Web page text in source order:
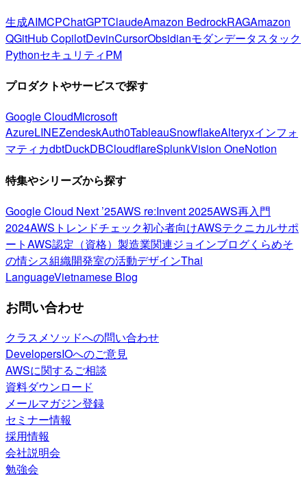
生成AIMCPChatGPTClaudeAmazon BedrockRAGAmazon
QGitHub CopilotDevinCursorObsidianモダンデータスタック
PythonセキュリティPM
プロダクトやサービスで探す
Google CloudMicrosoft
AzureLINEZendeskAuth0TableauSnowflakeAlteryxインフォ
マティカdbtDuckDBCloudflareSplunkVision OneNotion
特集やシリーズから探す
Google Cloud Next ’25AWS re:Invent 2025AWS再入門
2024AWSトレンドチェック初心者向けAWSテクニカルサポ
ートAWS認定（資格） 製造業関連ジョインブログくらめそ
の情シス組織開発室の活動デザインThai
LanguageVietnamese Blog
お問い合わせ
クラスメソッドへの問い合わせ
DevelopersIOへのご意見
AWSに関するご相談
資料ダウンロード
メールマガジン登録
セミナー情報
採用情報
会社説明会
勉強会